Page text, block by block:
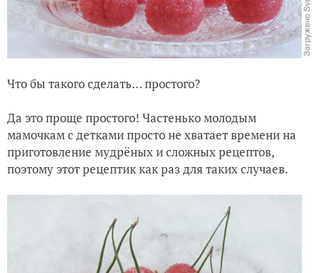
Что бы такого сделать… простого?
Да это проще простого! Частенько молодым
мамочкам с детками просто не хватает времени на
приготовление мудрёных и сложных рецептов,
поэтому этот рецептик как раз для таких случаев.